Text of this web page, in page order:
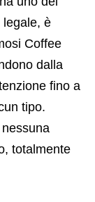
legale, è
Coffee
dalla
fino a
tipo.
totalmente